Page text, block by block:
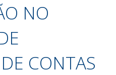
NO
CONTAS